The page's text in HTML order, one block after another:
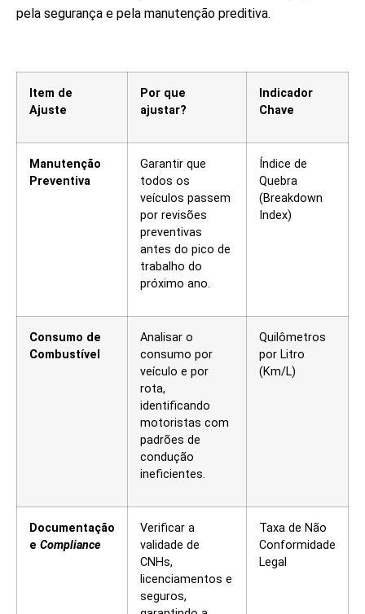
pela segurança e pela manutenção preditiva.
Item de
Ajuste
Por que
ajustar?
Indicador
Chave
Manutenção
Preventiva
Garantir que
todos os
veículos passem
por revisões
preventivas
antes do pico de
trabalho do
próximo ano.
Índice de
Quebra
(Breakdown
Index)
Consumo de
Combustível
Analisar o
consumo por
veículo e por
rota,
identificando
motoristas com
padrões de
condução
ineficientes.
Quilômetros
por Litro
(Km/L)
Documentação
e Compliance
Verificar a
validade de
CNHs,
licenciamentos e
seguros,
Taxa de Não
Conformidade
Legal